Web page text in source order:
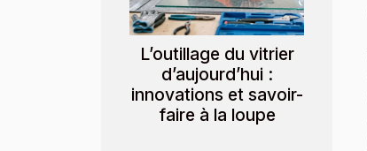
L’outillage du vitrier
d’aujourd’hui :
innovations et savoir-
faire à la loupe